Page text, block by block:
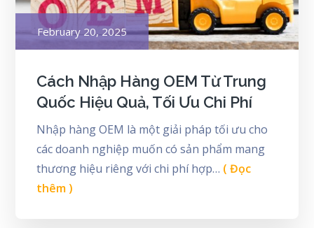
Posted
on
February 20, 2025
Cách Nhập Hàng OEM Từ Trung
Quốc Hiệu Quả, Tối Ưu Chi Phí
Nhập hàng OEM là một giải pháp tối ưu cho
các doanh nghiệp muốn có sản phẩm mang
thương hiệu riêng với chi phí hợp… ( Đọc
thêm )